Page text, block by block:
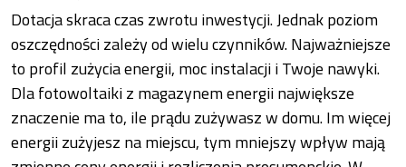
Dotacja skraca czas zwrotu inwestycji. Jednak poziom
oszczędności zależy od wielu czynników. Najważniejsze
to profil zużycia energii, moc instalacji i Twoje nawyki.
Dla fotowoltaiki z magazynem energii największe
znaczenie ma to, ile prądu zużywasz w domu. Im więcej
energii zużyjesz na miejscu, tym mniejszy wpływ mają